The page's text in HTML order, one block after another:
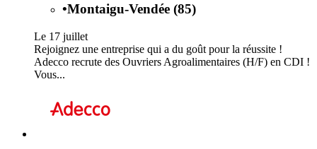
•Montaigu-Vendée (85)
Le 17 juillet
Rejoignez une entreprise qui a du goût pour la réussite !
Adecco recrute des Ouvriers Agroalimentaires (H/F) en CDI !
Vous...